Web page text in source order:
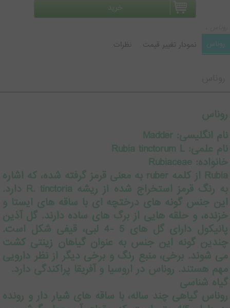
روناس نمودار تغییر قیمت نظرات
روناس
نام انگلیسی: Madder
نام علمی: Rubia tinctorum L
خانواده: Rubiaceae
Rubia از کلمه ruber به معنی قرمز گرفته شده، که اشاره
به رنگ قرمز استخراج شده از ریشه R. tinctoria دارد.
این جنس گونه های درختچه ای با ساقه های ایستا و
خزنده، و حلقه هایی از برگ های ساده دارند. گل آذین
پانیکول دارای گل های 5 -4 لبی، قیفی شکل است.
چندین گونه این جنس به عنوان گیاهان زینتی کشت
می شوند. برخی، منبع رنگ و برخی دیگر از نظر دارویی
مهم هستند. روناس در اروسیا و آفریقا پراکندگی دارد.
گیاه شناسی
روناس گیاهی چند ساله، با ساقه های شیار دار و رونده